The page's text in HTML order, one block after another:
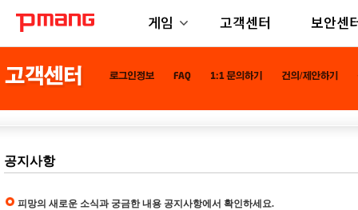
게임 고객센터 보안센
공지사항
피망의 새로운 소식과 궁금한 내용 공지사항에서 확인하세요.